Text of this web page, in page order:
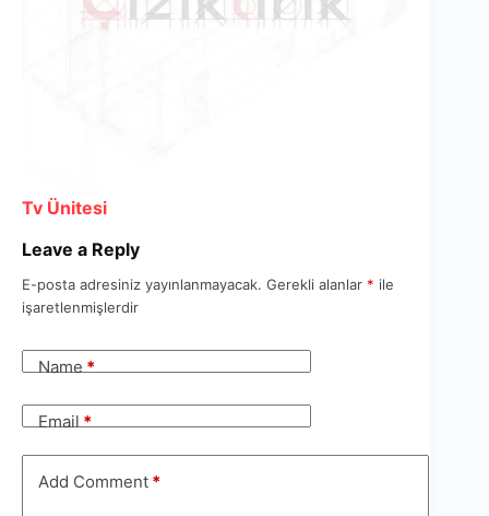
Tv Ünitesi
Leave a Reply
E-posta adresiniz yayınlanmayacak. Gerekli alanlar * ile
işaretlenmişlerdir
Name*
Email*
Add Comment *